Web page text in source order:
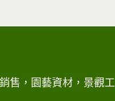
售，園藝資材，景觀